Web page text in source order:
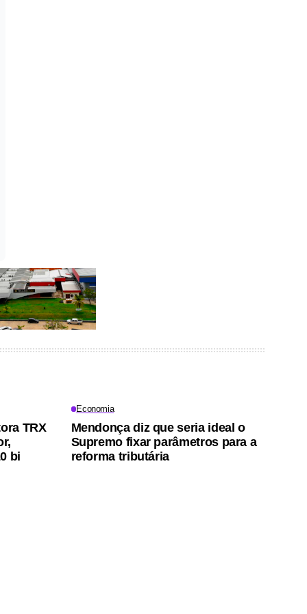
TRX
bi
Economia
Mendonça diz que seria ideal o
Supremo fixar parâmetros para a
reforma tributária